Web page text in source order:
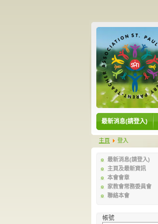
最新消息(請登入)
主頁 登入
最新消息(請登入)
主頁及最新資訊
本會會章
家教會常務委員會
聯絡本會
帳號